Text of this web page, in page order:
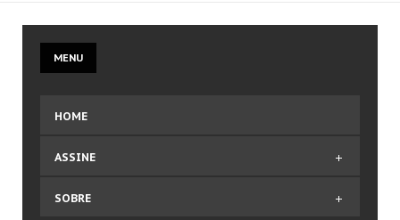
MENU
HOME
ASSINE
Comprar Plano
SOBRE
ទីតាំង​របស់​អ្នក៖ Home . MEMBROS .
Lembrete de Senha
JUNTE-SE
Seja voluntário